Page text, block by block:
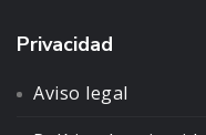
Privacidad
Aviso legal